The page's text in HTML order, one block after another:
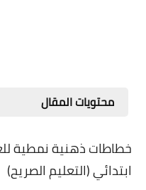
محتويات المقال
خطاطات ذهنية نمطية
ابتدائي (التعليم الصريح)